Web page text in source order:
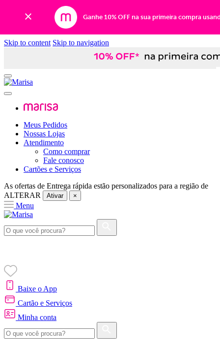
Ganhe 10% OFF na sua primeira compra
Skip to content Skip to navigation
Meus Pedidos
Nossas Lojas
Atendimento
Como comprar
Fale conosco
Cartões e Serviços
As ofertas de Entrega rápida estão personalizados para a região de
ALTERAR
Ativar ×
Menu
Baixe o App
Cartão e Serviços
Minha conta